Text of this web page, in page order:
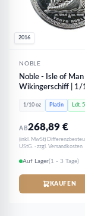
2016
NOBLE
Noble - Isle of
Wikingerschiff | 1/
1/10 oz Platin Ldt.
AB268,89€
(inkl. MwSt)
UStG. · zzgl. Versandkosten
Auf Lager(1 - 3 Tage)
KAUFEN